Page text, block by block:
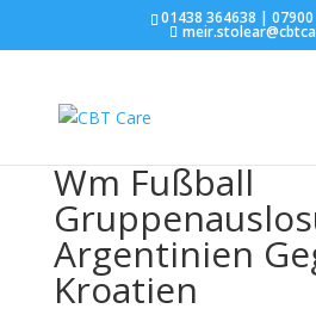
01438 364638 |
Wm Fußball
Argentinien
Kroatien